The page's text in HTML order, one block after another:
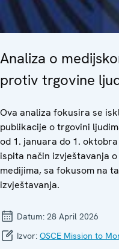
Analiza o
protiv trgovine
Ova analiza fokusira se
publikacije o trgovini
od 1. januara do 1.
ispita način izvještavanja
medijima, sa fokusom na
izvještavanja.
Datum: 28 April 2026
Izvor: OSCE Mission to